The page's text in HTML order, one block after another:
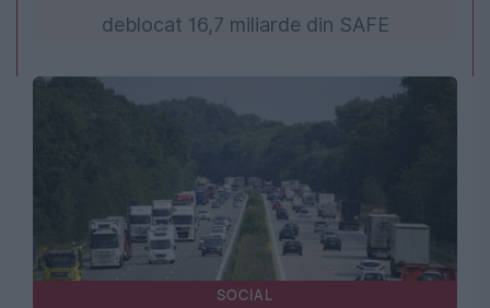
deblocat 16,7 miliarde din SAFE
SOCIAL